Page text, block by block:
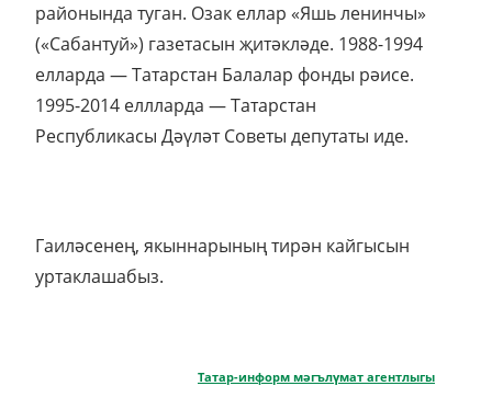
районында туган. Озак еллар «Яшь ленинчы»
(«Сабантуй») газетасын җитәкләде. 1988-1994
елларда — Татарстан Балалар фонды рәисе.
1995-2014 еллларда — Татарстан
Республикасы Дәүләт Советы депутаты иде.
Гаиләсенең, якыннарының тирән кайгысын
уртаклашабыз.
Татар-информ мәгълүмат агентлыгы